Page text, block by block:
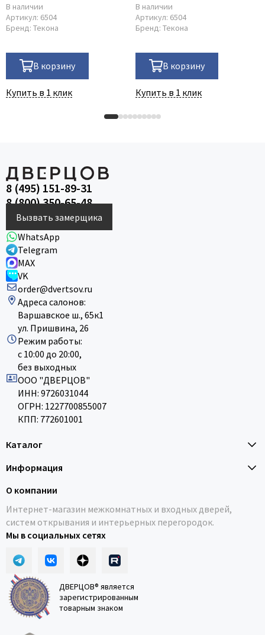
В наличии
Артикул: 6504
Бренд: Текона
В корзину
Купить в 1 клик
В наличии
Артикул: 6504
Бренд: Текона
В корзину
Купить в 1 клик
8 (495) 151-89-31
8 (800) 350-65-48
Вызвать замерщика
WhatsApp
Telegram
MAX
VK
order@dvertsov.ru
Адреса салонов:
Варшавское ш., 65к1
ул. Пришвина, 26
Режим работы:
с 10:00 до 20:00,
без выходных
ООО "ДВЕРЦОВ"
ИНН: 9726031044
ОГРН: 1227700855007
КПП: 772601001
Каталог
Информация
О компании
Интернет-магазин межкомнатных и входных дверей,
систем открывания и интерьерных перегородок.
Мы в социальных сетях
ДВЕРЦОВ® является
зарегистрированным
товарным знаком